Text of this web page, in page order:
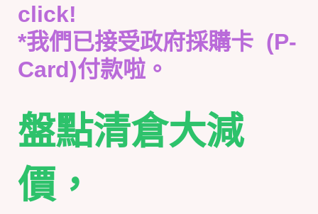
click!
*我們已接受政府採購卡 (P-
Card)付款啦。
盤點清倉大減
價，